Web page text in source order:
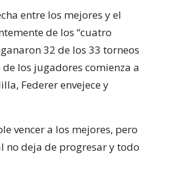
entre los mejores y el
de los “cuatro
32 de los 33 torneos
los jugadores comienza a
Federer envejece y
vencer a los mejores, pero
no deja de progresar y todo